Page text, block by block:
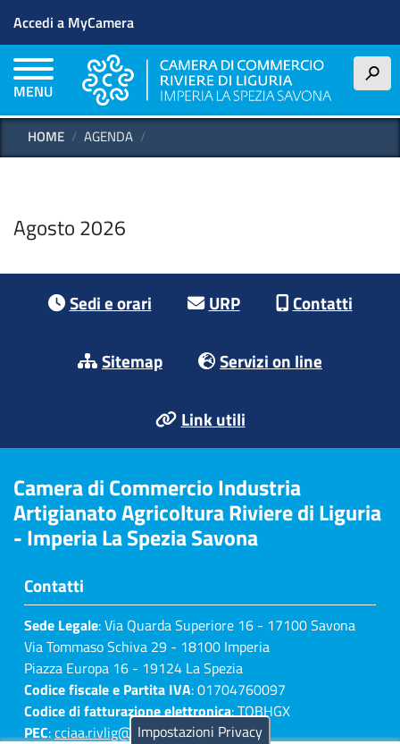
Menu profilo utente
Accedi a MyCamera
MENU
h
HOME AGENDA
Agosto 2026
Sedi e orari URP Contatti
Sitemap Servizi on line
Link utili
Camera di Commercio Industria
Artigianato Agricoltura Riviere di Liguria
- Imperia La Spezia Savona
Contatti
Sede Legale: Via Quarda Superiore 16 - 17100 Savona
Via Tommaso Schiva 29 - 18100 Imperia
Piazza Europa 16 - 19124 La Spezia
Codice fiscale e Partita IVA: 01704760097
Codice di fatturazione elettronica: TQBHGX
PEC:cciaa.rivlig@legalmail.itImpostazioni Privacy